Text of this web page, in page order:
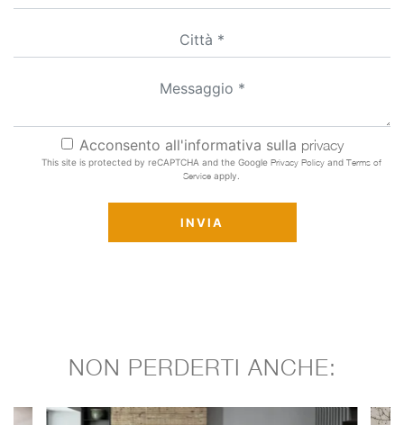
Acconsento all'informativa sulla privacy
This site is protected by reCAPTCHA and the Google Privacy Policyand Terms of
Serviceapply.
INVIA
NON PERDERTI ANCHE: